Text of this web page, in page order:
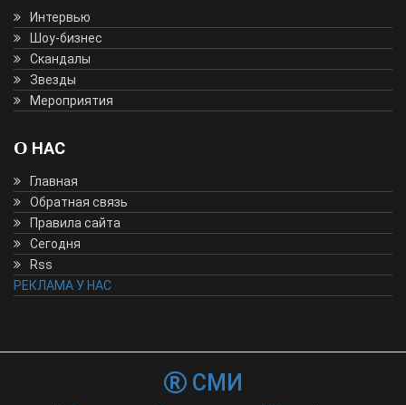
Интервью
Шоу-бизнес
Скандалы
Звезды
Мероприятия
О НАС
Главная
Обратная связь
Правила сайта
Сегодня
Rss
РЕКЛАМА У НАС
СМИ